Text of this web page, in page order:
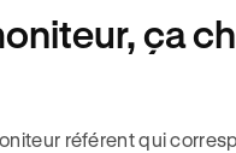
ça
référent qui